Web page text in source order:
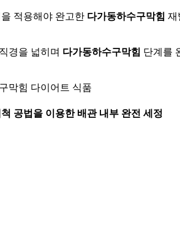
적용해야 완고한 다가동하수구막힘 재
경을 넓히며 다가동하수구막힘 단계를
막힘 다이어트 식품
공법을 이용한 배관 내부 완전 세정